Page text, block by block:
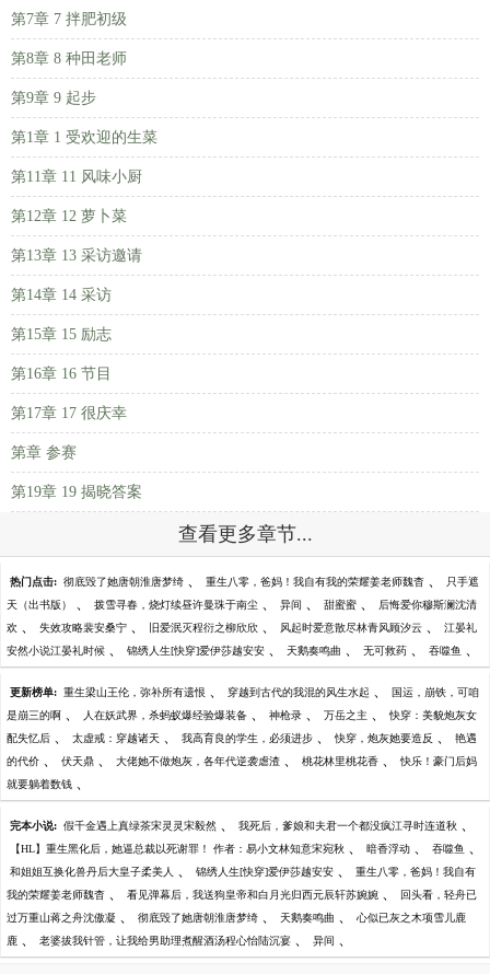
第7章 7 拌肥初级
第8章 8 种田老师
第9章 9 起步
第1章 1 受欢迎的生菜
第11章 11 风味小厨
第12章 12 萝卜菜
第13章 13 采访邀请
第14章 14 采访
第15章 15 励志
第16章 16 节目
第17章 17 很庆幸
第章 参赛
第19章 19 揭晓答案
查看更多章节...
热门点击: 彻底毁了她唐朝淮唐梦绮 、 重生八零，爸妈！我自有我的荣耀姜老师魏杳 、 只手遮
天（出书版） 、 拨雪寻春，烧灯续昼许曼珠于南尘 、 异间 、 甜蜜蜜 、 后悔爱你穆斯澜沈清
欢 、 失效攻略裴安桑宁 、 旧爱泯灭程衍之柳欣欣 、 风起时爱意散尽林青风顾汐云 、 江晏礼
安然小说江晏礼时候 、 锦绣人生[快穿]爱伊莎越安安 、 天鹅奏鸣曲 、 无可救药 、 吞噬鱼 、
更新榜单: 重生梁山王伦，弥补所有遗恨 、 穿越到古代的我混的风生水起 、 国运，崩铁，可咱
是崩三的啊 、 人在妖武界，杀蚂蚁爆经验爆装备 、 神枪录 、 万岳之主 、 快穿：美貌炮灰女
配失忆后 、 太虚戒：穿越诸天 、 我高育良的学生，必须进步 、 快穿，炮灰她要造反 、 艳遇
的代价 、 伏天鼎 、 大佬她不做炮灰，各年代逆袭虐渣 、 桃花林里桃花香 、 快乐！豪门后妈
就要躺着数钱 、
完本小说: 假千金遇上真绿茶宋灵灵宋毅然 、 我死后，爹娘和夫君一个都没疯江寻时连道秋 、
【HL】重生黑化后，她逼总裁以死谢罪！ 作者：易小文林知意宋宛秋 、 暗香浮动 、 吞噬鱼 、
和姐姐互换化兽丹后大皇子柔美人 、 锦绣人生[快穿]爱伊莎越安安 、 重生八零，爸妈！我自有
我的荣耀姜老师魏杳 、 看见弹幕后，我送狗皇帝和白月光归西元辰轩苏婉婉 、 回头看，轻舟已
过万重山蒋之舟沈傲凝 、 彻底毁了她唐朝淮唐梦绮 、 天鹅奏鸣曲 、 心似已灰之木项雪儿鹿
鹿 、 老婆拔我针管，让我给男助理煮醒酒汤程心怡陆沉宴 、 异间 、